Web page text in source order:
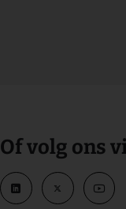
Of volg ons